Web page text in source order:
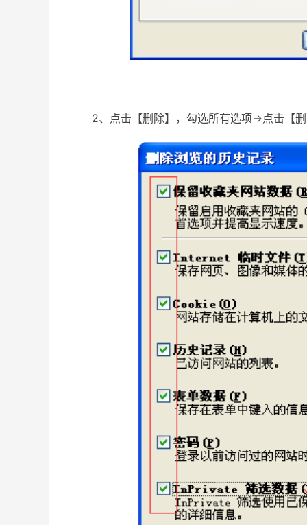
2、点击【删除】，勾选所有选项→点击【